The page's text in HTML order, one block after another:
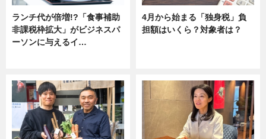
ランチ代が倍増!?「食事補助
非課税枠拡大」がビジネスパ
ーソンに与えるイ…
4月から始まる「独身税」負
担額はいくら？対象者は？